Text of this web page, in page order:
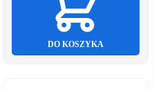
DO KOSZYKA